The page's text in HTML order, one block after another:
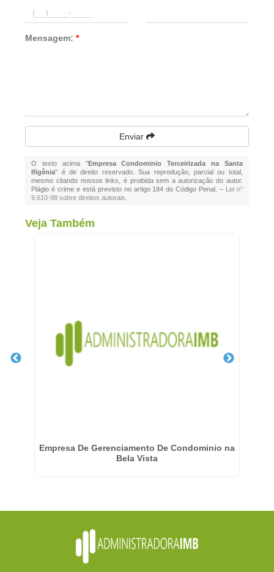
Mensagem:*
Enviar
O texto acima "Empresa Condominio Terceirizada na Santa
Ifigênia" é de direito reservado. Sua reprodução, parcial ou total,
mesmo citando nossos links, é proibida sem a autorização do autor.
Plágio é crime e está previsto no artigo 184 do Código Penal. – Lei n°
9.610-98 sobre direitos autorais
Veja Também
Empresa De Gerenciamento De Condominio na
Bela Vista